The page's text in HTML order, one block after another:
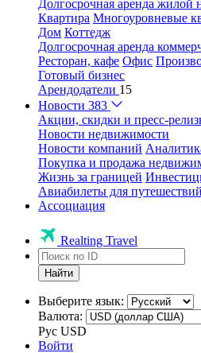
Долгосрочная аренда жилой
Квартира Многоуровневые
Дом Коттедж
Долгосрочная аренда
Ресторан, кафе Офис
Готовый бизнес
Арендодатели 15
Новости 383
Акции, скидки и пресс-
Новости недвижимости
Новости компаний
Покупка и продажа
Жизнь за границей
Авиабилеты для путешествий
Ассоциация
Realting Travel
Найти
Выберите язык:
Валюта:
Рус USD
Войти